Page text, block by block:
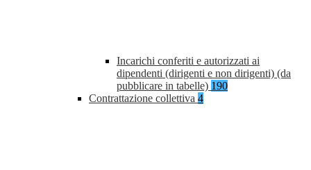
Incarichi conferiti e autorizzati ai
dipendenti (dirigenti e non dirigenti) (da
pubblicare in tabelle) 190
Contrattazione collettiva 4